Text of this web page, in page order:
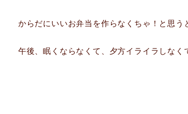
からだにいいお弁当を作らなくちゃ！と思う
午後、眠くならなくて、夕方イライラしな